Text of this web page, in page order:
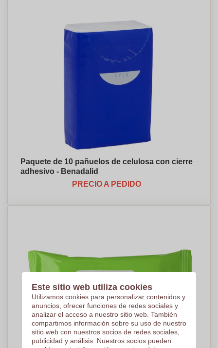
Paquete de 10 pañuelos de celulosa con cierre
adhesivo - Benadalid
PRECIO A PEDIDO
Este sitio web utiliza cookies
Utilizamos cookies para personalizar contenidos y
anuncios, ofrecer funciones de redes sociales y
analizar el acceso a nuestro sitio web. También
compartimos información sobre su uso de nuestro
sitio web con nuestros socios de redes sociales,
publicidad y análisis. Nuestros socios pueden